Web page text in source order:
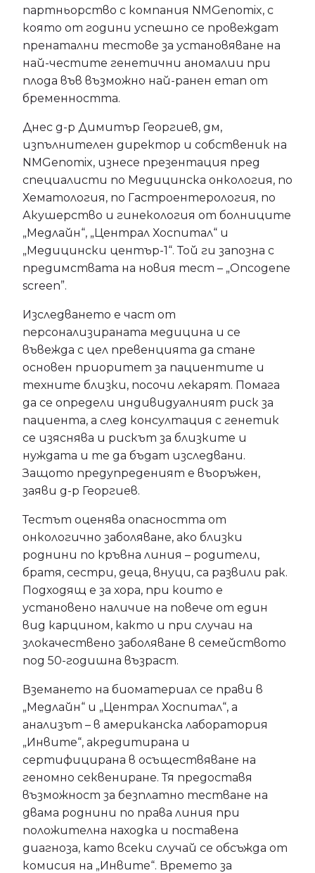
партньорство с компания NMGenomix, с
която от години успешно се провеждат
пренатални тестове за установяване на
най-честите генетични аномалии при
плода във възможно най-ранен етап от
бременността.
Днес д-р Димитър Георгиев, дм,
изпълнителен директор и собственик на
NMGenomix, изнесе презентация пред
специалисти по Медицинска онкология, по
Хематология, по Гастроентерология, по
Акушерство и гинекология от болниците
„Медлайн“, „Централ Хоспитал“ и
„Медицински център-1“. Той ги запозна с
предимствата на новия тест – „Oncogenе
screen”.
Изследването е част от
персонализираната медицина и се
въвежда с цел превенцията да стане
основен приоритет за пациентите и
техните близки, посочи лекарят. Помага
да се определи индивидуалният риск за
пациента, а след консултация с генетик
се изяснява и рискът за близките и
нуждата и те да бъдат изследвани.
Защото предупреденият е въоръжен,
заяви д-р Георгиев.
Тестът оценява опасността от
онкологично заболяване, ако близки
роднини по кръвна линия – родители,
братя, сестри, деца, внуци, са развили рак.
Подходящ е за хора, при които е
установено наличие на повече от един
вид карцином, както и при случаи на
злокачествено заболяване в семейството
под 50-годишна възраст.
Вземането на биоматериал се прави в
„Медлайн“ и „Централ Хоспитал“, а
анализът – в американска лаборатория
„Инвите“, акредитирана и
сертифицирана в осъществяване на
геномно секвениране. Тя предоставя
възможност за безплатно тестване на
двама роднини по права линия при
положителна находка и поставена
диагноза, като всеки случай се обсъжда от
комисия на „Инвите“. Времето за